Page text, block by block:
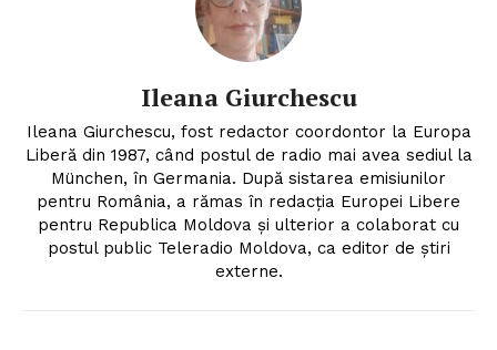
Ileana Giurchescu
Ileana Giurchescu, fost redactor coordontor la Europa
Liberă din 1987, când postul de radio mai avea sediul la
München, în Germania. După sistarea emisiunilor
pentru România, a rămas în redacția Europei Libere
pentru Republica Moldova și ulterior a colaborat cu
postul public Teleradio Moldova, ca editor de știri
externe.